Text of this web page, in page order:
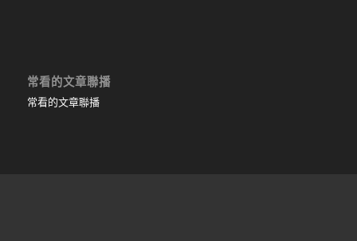
常看的文章聯播
常看的文章聯播